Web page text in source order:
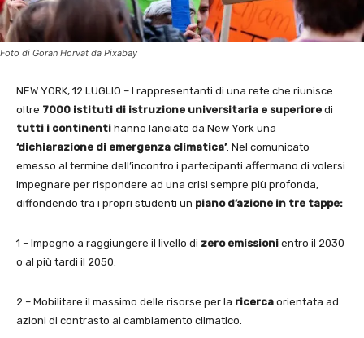
Foto di Goran Horvat da Pixabay
NEW YORK, 12 LUGLIO – I rappresentanti di una rete che riunisce
oltre 7000 istituti di istruzione universitaria e superiore di
tutti i continenti hanno lanciato da New York una
‘dichiarazione di emergenza climatica’. Nel comunicato
emesso al termine dell’incontro i partecipanti affermano di volersi
impegnare per rispondere ad una crisi sempre più profonda,
diffondendo tra i propri studenti un piano d’azione in tre tappe:
1 – Impegno a raggiungere il livello di zero emissioni entro il 2030
o al più tardi il 2050.
2 – Mobilitare il massimo delle risorse per la ricerca orientata ad
azioni di contrasto al cambiamento climatico.